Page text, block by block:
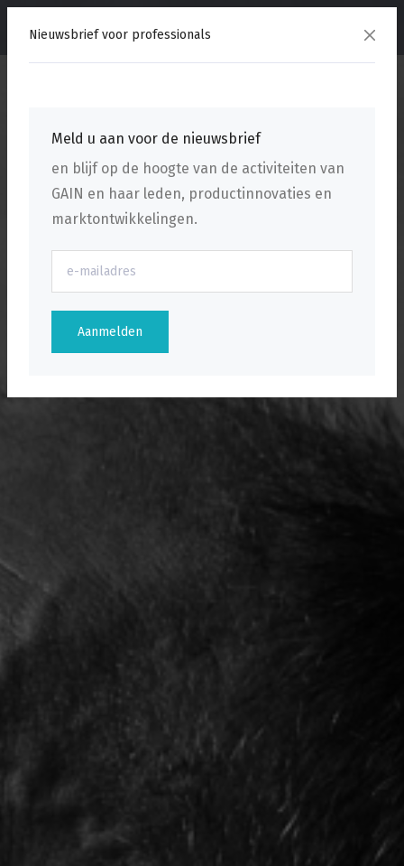
Nieuwsbrief voor professionals
Meld u aan voor de nieuwsbrief
en blijf op de hoogte van de activiteiten van
GAIN en haar leden, productinnovaties en
marktontwikkelingen.